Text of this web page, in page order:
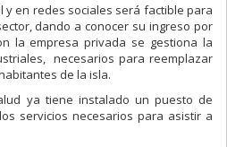
y en redes sociales será factible para
dando a conocer su ingreso por
la empresa privada se gestiona la
necesarios para reemplazar
de la isla.
ya tiene instalado un puesto de
servicios necesarios para asistir a